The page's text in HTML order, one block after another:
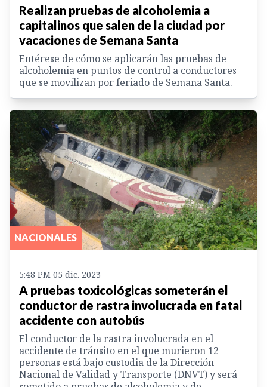
Realizan pruebas de alcoholemia a
capitalinos que salen de la ciudad por
vacaciones de Semana Santa
Entérese de cómo se aplicarán las pruebas de
alcoholemia en puntos de control a conductores
que se movilizan por feriado de Semana Santa.
NACIONALES
5:48 PM 05 dic. 2023
A pruebas toxicológicas someterán el
conductor de rastra involucrada en fatal
accidente con autobús
El conductor de la rastra involucrada en el
accidente de tránsito en el que murieron 12
personas está bajo custodia de la Dirección
Nacional de Validad y Transporte (DNVT) y será